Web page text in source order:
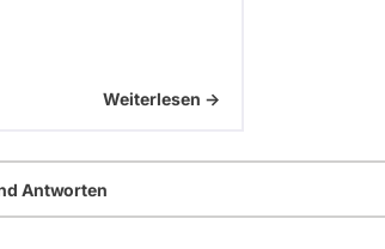
Weiterlesen ->
Antworten